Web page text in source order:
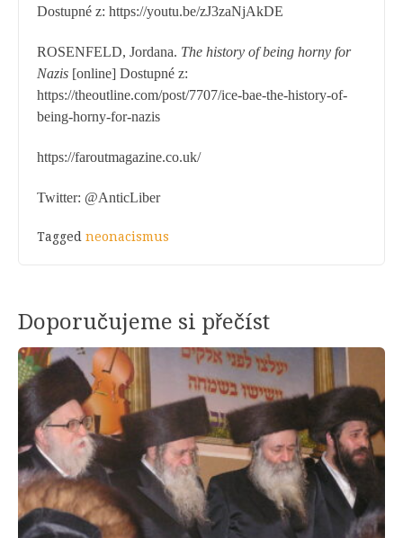
Dostupné z: https://youtu.be/zJ3zaNjAkDE
ROSENFELD, Jordana. The history of being horny for
Nazis [online] Dostupné z:
https://theoutline.com/post/7707/ice-bae-the-history-of-
being-horny-for-nazis
https://faroutmagazine.co.uk/
Twitter: @AnticLiber
Tagged neonacismus
Doporučujeme si přečíst